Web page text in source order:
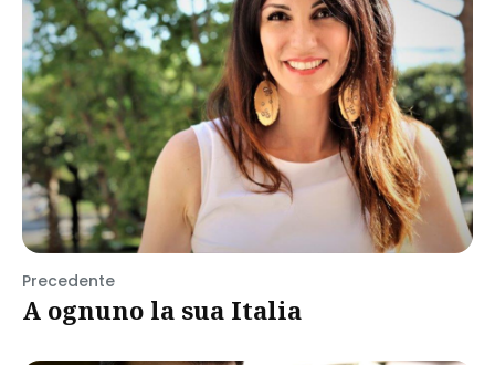
Precedente
A ognuno la sua Italia